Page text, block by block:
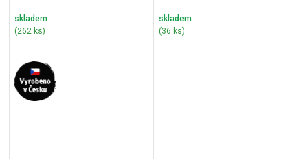
skladem
(262 ks)
skladem
(36 ks)